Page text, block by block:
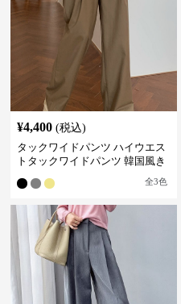
¥4,400 (税込)
タックワイドパンツ ハイウエス
トタックワイドパンツ 韓国風き
全3色